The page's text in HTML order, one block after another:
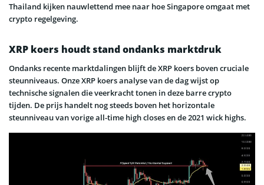
Thailand kijken nauwlettend mee naar hoe Singapore omgaat met
crypto regelgeving.
XRP koers houdt stand ondanks marktdruk
Ondanks recente marktdalingen blijft de XRP koers boven cruciale
steunniveaus. Onze XRP koers analyse van de dag wijst op
technische signalen die veerkracht tonen in deze barre crypto
tijden. De prijs handelt nog steeds boven het horizontale
steunniveau van vorige all-time high closes en de 2021 wick highs.